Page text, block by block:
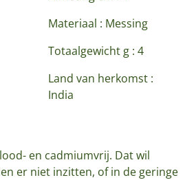
Materiaal : Messing
Totaalgewicht g : 4
Land van herkomst :
India
en cadmiumvrij. Dat wil
er niet inzitten, of in de geringe